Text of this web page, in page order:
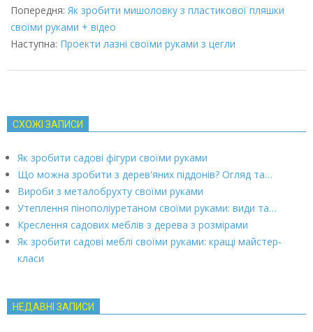
03-
08
Попередня: Як зробити мишоловку з пластикової пляшки
своїми руками + відео
Наступна: Проекти лазні своїми руками з цегли
СХОЖІ ЗАПИСИ
Як зробити садові фігури своїми руками
Що можна зробити з дерев'яних піддонів? Огляд та…
Вироби з металобрухту своїми руками
Утеплення пінополіуретаном своїми руками: види та…
Креслення садових меблів з дерева з розмірами
Як зробити садові меблі своїми руками: кращі майстер-
класи
НЕДАВНІ ЗАПИСИ